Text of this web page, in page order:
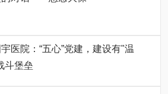
医院：“五心”党建，建设有"温
斗堡垒